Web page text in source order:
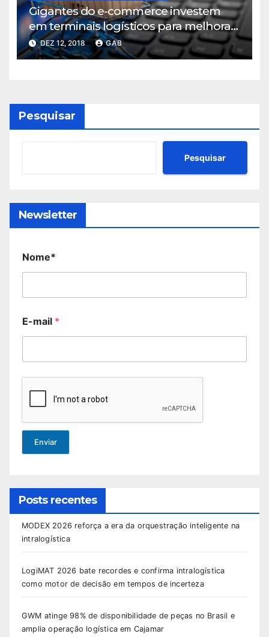
Gigantes do e-commerce investem
em terminais logísticos para melhorar
ritmo de entregas
DEZ 12, 2018 GAB
Pesquisar
Pesquisar
Newsletter
Nome*
E-mail *
Enviar
Posts recentes
MODEX 2026 reforça a era da orquestração inteligente na
intralogística
LogiMAT 2026 bate recordes e confirma intralogística
como motor de decisão em tempos de incerteza
GWM atinge 98% de disponibilidade de peças no Brasil e
amplia operação logística em Cajamar